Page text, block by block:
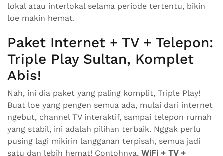
lokal atau interlokal selama periode tertentu, bikin
loe makin hemat.
Paket Internet + TV + Telepon:
Triple Play Sultan, Komplet
Abis!
Nah, ini dia paket yang paling komplit, Triple Play!
Buat loe yang pengen semua ada, mulai dari internet
ngebut, channel TV interaktif, sampai telepon rumah
yang stabil, ini adalah pilihan terbaik. Nggak perlu
pusing lagi mikirin langganan terpisah, semua jadi
satu dan lebih hemat! Contohnya, WiFi + TV +